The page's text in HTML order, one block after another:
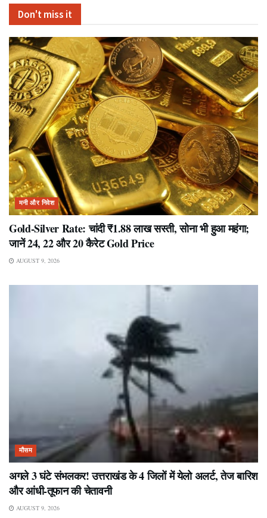
Don't miss it
मनी और निवेश
Gold-Silver Rate: चांदी ₹1.88 लाख सस्ती, सोना भी हुआ महंगा;
जानें 24, 22 और 20 कैरेट Gold Price
AUGUST 9, 2026
मौसम
अगले 3 घंटे संभलकर! उत्तराखंड के 4 जिलों में येलो अलर्ट, तेज बारिश
और आंधी-तूफान की चेतावनी
AUGUST 9, 2026